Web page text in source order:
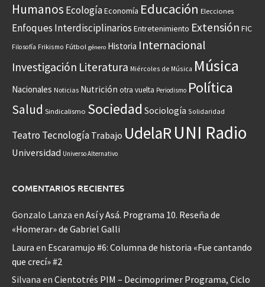
Humanos EcologíaEconomía Educación Elecciones
Enfoques Interdisciplinarios Entretenimiento Extensión FIC
Filosofía Frikismo Fútbol género Historia Internacional
Investigación Literatura Miércoles de Música Música
Nacionales Noticias Nutrición otra vuelta Periodismo Política
Salud Sindicalismo Sociedad Sociología Solidaridad
Teatro Tecnología Trabajo UdelaRUNI Radio
Universidad Universo Alternativo
COMENTARIOS RECIENTES
Gonzalo Lanza en Así y Asá. Programa 10. Reseña de
«Homerar» de Gabriel Galli
Laura en Escaramujo #6: Columna de historia «Fue cantando
que crecí» #2
Silvana en Cientotrés PIM – Decimoprimer Programa, Ciclo